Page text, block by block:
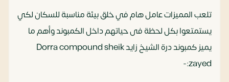
تلعب المميزات عامل هام في خلق بيئة مناسبة للسكان لكي
يستمتعوا بكل لحظة فى حياتهم داخل الكمبوند وأهم ما
يميز كمبوند درة الشيخ زايد Dorra compound sheik
zayed:-